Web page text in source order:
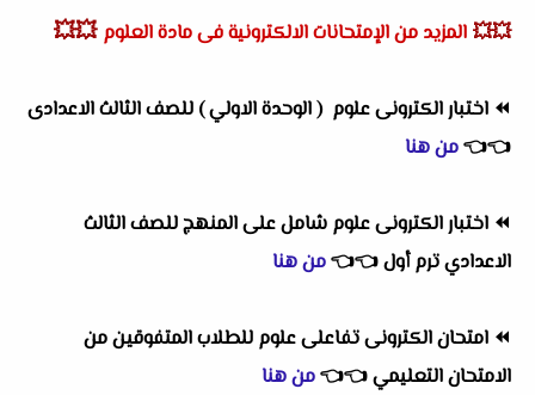
💥💥 المزيد من الإمتحانات الالكترونية فى مادة العلوم 💥💥
⏪ اختبار الكترونى علوم ( الوحدة الاولي ) للصف الثالث الاعدادى
👈
👈من هنا
⏪ اختبار الكترونى علوم شامل على المنهج للصف الثالث
الاعدادي ترم أول👈
👈من هنا
⏪ امتحان الكترونى تفاعلى علوم للطلاب المتفوقين من
الامتحان التعليمي👈
👈من هنا